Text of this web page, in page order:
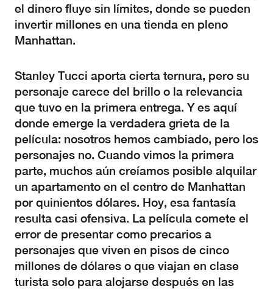
el dinero fluye sin límites, donde se pueden
invertir millones en una tienda en pleno
Manhattan.
Stanley Tucci aporta cierta ternura, pero su
personaje carece del brillo o la relevancia
que tuvo en la primera entrega. Y es aquí
donde emerge la verdadera grieta de la
película: nosotros hemos cambiado, pero los
personajes no. Cuando vimos la primera
parte, muchos aún creíamos posible alquilar
un apartamento en el centro de Manhattan
por quinientos dólares. Hoy, esa fantasía
resulta casi ofensiva. La película comete el
error de presentar como precarios a
personajes que viven en pisos de cinco
millones de dólares o que viajan en clase
turista solo para alojarse después en las